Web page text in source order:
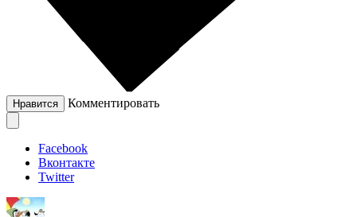
Нравится Комментировать
Facebook
Вконтакте
Twitter